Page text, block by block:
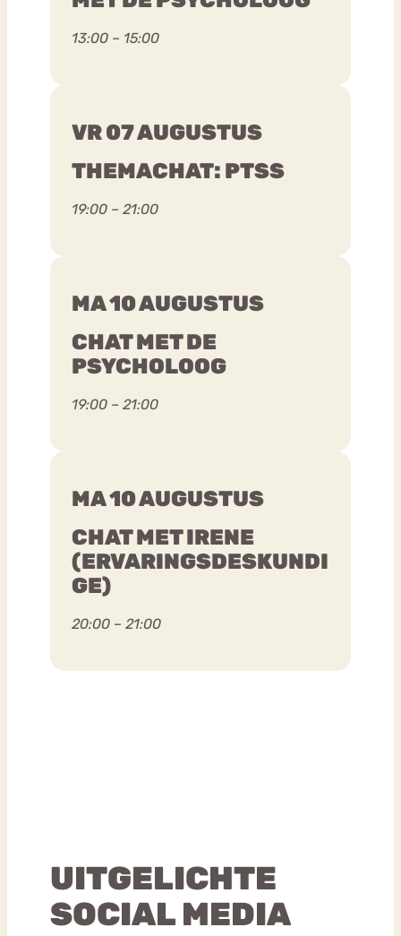
13:00 – 15:00
VR 07 AUGUSTUS
THEMACHAT: PTSS
19:00 – 21:00
MA 10 AUGUSTUS
CHAT MET DE
PSYCHOLOOG
19:00 – 21:00
MA 10 AUGUSTUS
CHAT MET IRENE
(ERVARINGSDESKUNDI
GE)
20:00 – 21:00
UITGELICHTE
SOCIAL MEDIA